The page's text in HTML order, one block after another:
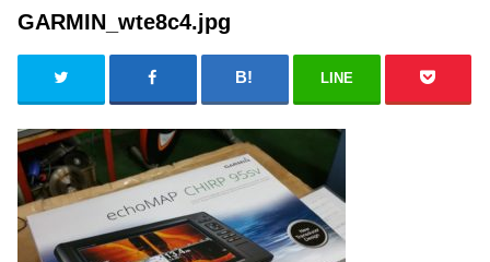
GARMIN_wte8c4.jpg
LINE